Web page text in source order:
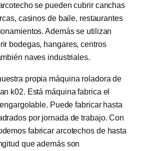
se pueden cubrir canchas
casinos de baile, restaurantes
Además se utilizan
bodegas, hangares, centros
naves industriales.
propia máquina roladora de
k02. Está máquina fabrica el
Puede fabricar hasta
por jornada de trabajo. Con
fabricar arcotechos de hasta
que además son